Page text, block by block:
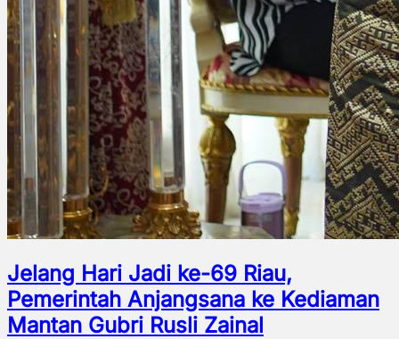
Jelang Hari Jadi ke-69 Riau,
Pemerintah Anjangsana ke Kediaman
Mantan Gubri Rusli Zainal